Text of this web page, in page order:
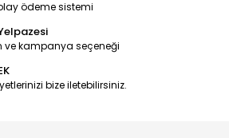
ödeme sistemi
ve kampanya seçeneği
bize iletebilirsiniz.